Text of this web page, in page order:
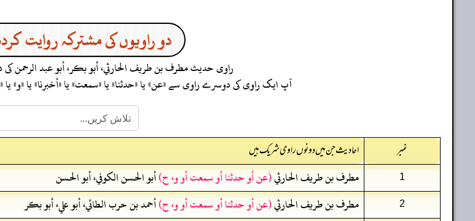
دو راویوں کی مشترکہ روایت
راوی حدیثمطرف بن طريف الحارثي، أبو بكر، أبو عبد الرحمنکی
آپ ایک راوی کی دوسرے راوی سے «عن» یا «حدثنا» یا «سمعت» یا «أخبرنا» یا
نمبر احادیث جن میں دونوں راوی شریک ہیں
1 مطرف بن طريف الحارثي(عن أو حدثنا أو سمعت أو و، ح)أبو الحسن الكوفي، أبو الحسن
2 مطرف بن طريف الحارثي(عن أو حدثنا أو سمعت أو و، ح)أحمد بن حرب الطائي، أبو علي، أبو بكر